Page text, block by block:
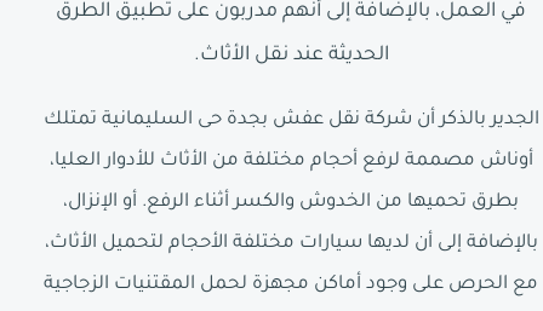
في العمل، بالإضافة إلى أنهم مدربون على تطبيق الطرق
الحديثة عند نقل الأثاث.
الجدير بالذكر أن شركة نقل عفش بجدة حى السليمانية تمتلك
أوناش مصممة لرفع أحجام مختلفة من الأثاث للأدوار العليا،
بطرق تحميها من الخدوش والكسر أثناء الرفع. أو الإنزال،
بالإضافة إلى أن لديها سيارات مختلفة الأحجام لتحميل الأثاث،
مع الحرص على وجود أماكن مجهزة لحمل المقتنيات الزجاجية